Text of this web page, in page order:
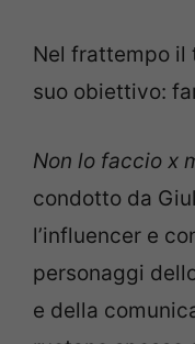
Nel frattempo il
suo obiettivo:
Non lo faccio x
condotto da
l’influencer e
personaggi
e della